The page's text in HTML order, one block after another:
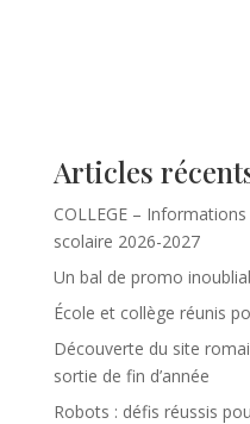
Articles
COLLEGE –
scolaire 2026-2027
Un bal de promo
École et collège réunis
Découverte du site
sortie de fin d’année
Robots : défis réussis